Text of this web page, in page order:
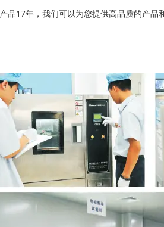
品17年，我们可以为您提供高品质的产品